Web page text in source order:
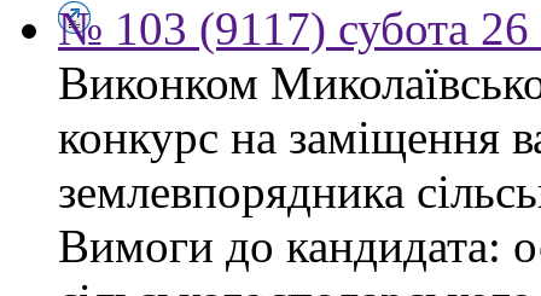
№ 103 (9117) субота 26
Виконком
конкурс на заміщення
землевпорядника
Вимоги до кандидата: